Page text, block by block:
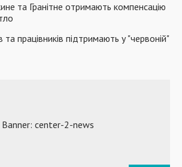
та Гранітне отримають компенсацію
та працівників підтримають у "червоній"